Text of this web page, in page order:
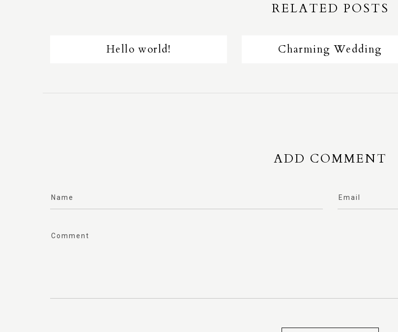
RELATED POSTS
Hello world! Charming Wedding
ADD COMMENT